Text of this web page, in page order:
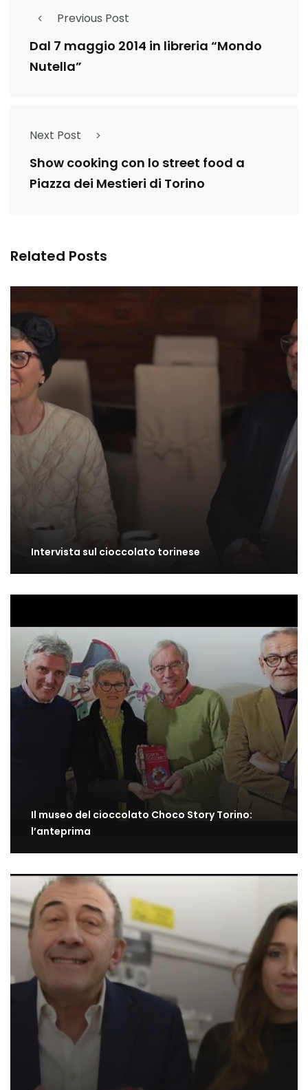
Previous Post
Dal 7 maggio 2014 in libreria “Mondo
Nutella”
Next Post
Show cooking con lo street food a
Piazza dei Mestieri di Torino
Related Posts
Intervista sul cioccolato torinese
Il museo del cioccolato Choco Story Torino:
l’anteprima